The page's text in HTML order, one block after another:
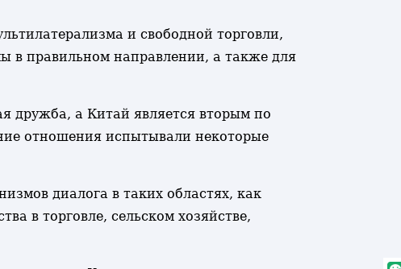
и свободной торговли,
в правильном направлении, а также для
дружба, а Китай является вторым по
отношения испытывали некоторые
диалога в таких областях, как
в торговле, сельском хозяйстве,